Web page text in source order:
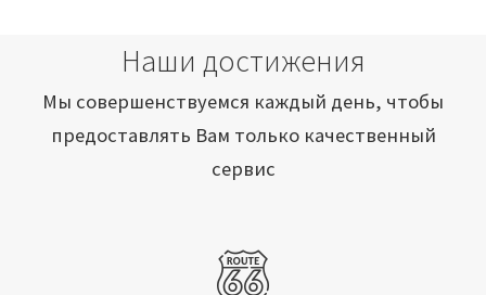
Наши достижения
Мы совершенствуемся каждый день, чтобы
предоставлять Вам только качественный
сервис